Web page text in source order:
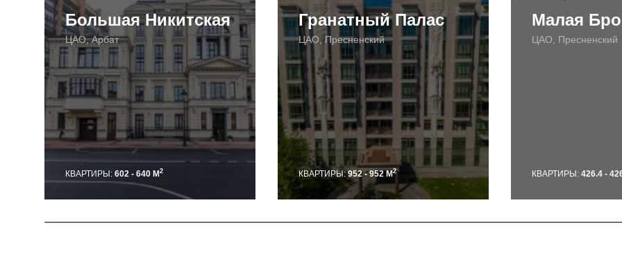
Большая Никитская
ЦАО, Арбат
КВАРТИРЫ: 602 - 640 М 2
Гранатный Палас
ЦАО, Пресненский
КВАРТИРЫ:952 - 952 М 2
Малая
ЦАО, Пресненский
КВАРТИРЫ: 426.4 -